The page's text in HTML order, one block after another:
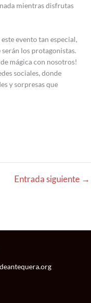
mientras disfrutas
evento tan especial,
los protagonistas.
mágica con nosotros!
sociales, donde
y sorpresas que
Entrada siguiente →